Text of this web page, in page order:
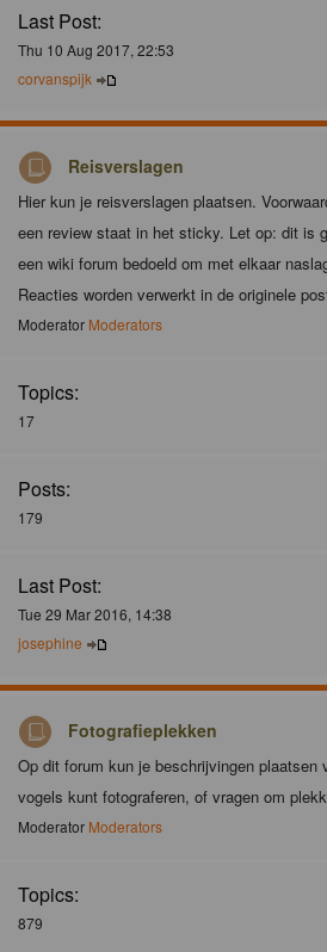
Last Post:
Thu 10 Aug 2017, 22:53
corvanspijk
Reisverslagen
Hier kun je reisverslagen plaatsen.
een review staat in het sticky. Let op: dit is
een wiki forum bedoeld om met elkaar
Reacties worden verwerkt in de originele
Moderator Moderators
Topics:
17
Posts:
179
Last Post:
Tue 29 Mar 2016, 14:38
josephine
Fotografieplekken
Op dit forum kun je beschrijvingen plaatsen
vogels kunt fotograferen, of vragen om
Moderator Moderators
Topics:
879